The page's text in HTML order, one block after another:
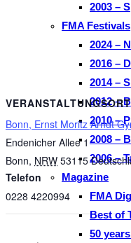
2003 –
FMA Festivals
2024 –
2016 –
2014 –
2012 –
2010 –
2008 –
2006 –
Magazine
FMA
Best of
50
VERANSTALTUNGSORT
Bonn, Ernst Moritz Arndt
Endenicher Allee 1
Bonn, NRW 53115
Telefon
0228 4220994